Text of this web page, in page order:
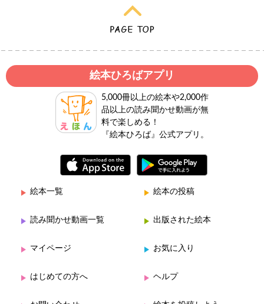
絵本ひろばアプリ
5,000冊以上の絵本や2,000作
品以上の読み聞かせ動画が無
料で楽しめる！
『絵本ひろば』公式アプリ。
絵本一覧 絵本の投稿
読み聞かせ動画一覧 出版された絵本
マイページ お気に入り
はじめての方へ ヘルプ